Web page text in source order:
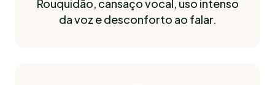
Rouquidão, cansaço vocal, uso intenso
da voz e desconforto ao falar.